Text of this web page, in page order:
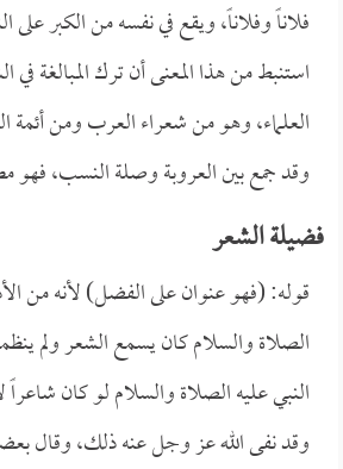
فلاناً وفلاناً، ويقع في نفسه من الكبر على
استنبط من هذا المعنى أن ترك المبالغة
العلماء، وهو من شعراء العرب ومن أئمة
وقد جمع بين العروبة وصلة النسب، فهو
فضيلة الشعر
قوله: (فهو عنوان على الفضل) لأنه من
الصلاة والسلام كان يسمع الشعر ولم
النبي عليه الصلاة والسلام لو كان
وقد نفى الله عز وجل عنه ذلك، وقال